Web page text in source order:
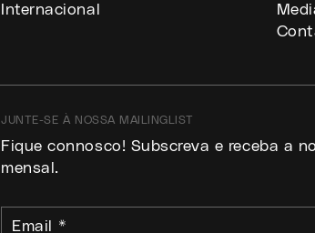
Internacional
JUNTE-SE À NOSSA MAILINGLIST
Fique connosco! Subscreva e receba a
mensal.